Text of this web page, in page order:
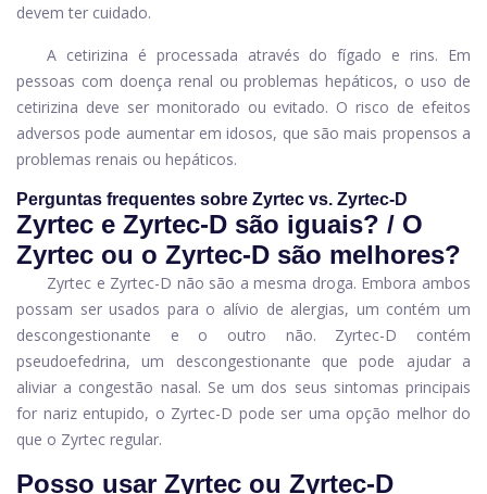
devem ter cuidado.
A cetirizina é processada através do fígado e rins. Em
pessoas com doença renal ou problemas hepáticos, o uso de
cetirizina deve ser monitorado ou evitado. O risco de efeitos
adversos pode aumentar em idosos, que são mais propensos a
problemas renais ou hepáticos.
Perguntas frequentes sobre Zyrtec vs. Zyrtec-D
Zyrtec e Zyrtec-D são iguais? / O
Zyrtec ou o Zyrtec-D são melhores?
Zyrtec e Zyrtec-D não são a mesma droga. Embora ambos
possam ser usados ​​para o alívio de alergias, um contém um
descongestionante e o outro não. Zyrtec-D contém
pseudoefedrina, um descongestionante que pode ajudar a
aliviar a congestão nasal. Se um dos seus sintomas principais
for nariz entupido, o Zyrtec-D pode ser uma opção melhor do
que o Zyrtec regular.
Posso usar Zyrtec ou Zyrtec-D